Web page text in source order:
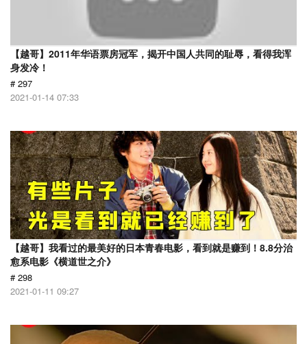
【越哥】2011年华语票房冠军，揭开中国人共同的耻辱，看得我浑
身发冷！
# 297
2021-01-14 07:33
【越哥】我看过的最美好的日本青春电影，看到就是赚到！8.8分治
愈系电影《横道世之介》
# 298
2021-01-11 09:27